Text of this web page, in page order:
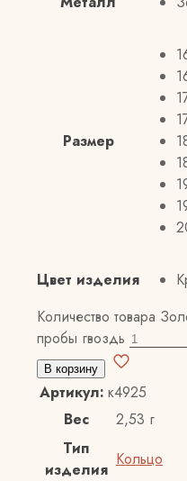
Размер
Цвет изделия
Количество товара
пробы гвоздь
В корзину
Артикул: к4925
Вес
2,53 г
Тип
изделия
Кольцо